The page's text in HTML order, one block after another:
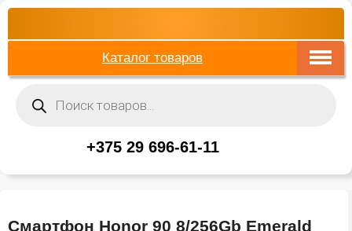
Каталог товаров
товаров
+375 29 696-61-11
Смартфон Honor 90 8/256Gb Emerald